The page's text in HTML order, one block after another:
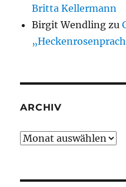
Britta Kellermann
Birgit Wendling zu
ARCHIV
Archiv